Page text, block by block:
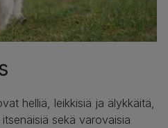
helliä, leikkisiä ja älykkäitä,
sekä varovaisia